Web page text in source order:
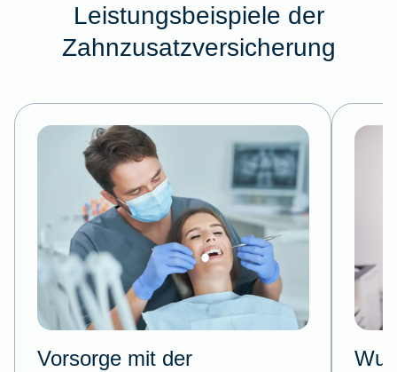
Leistungsbeispiele der
Zahnzusatzversicherung
Vorsorge mit der